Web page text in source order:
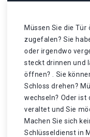
Müssen Sie die
zugefalen? Sie
oder irgendwo
steckt drinnen und
öffnen? . Sie
Schloss drehen?
wechseln? Oder ist
veraltet und Sie
Machen Sie sich
Schlüsseldienst in